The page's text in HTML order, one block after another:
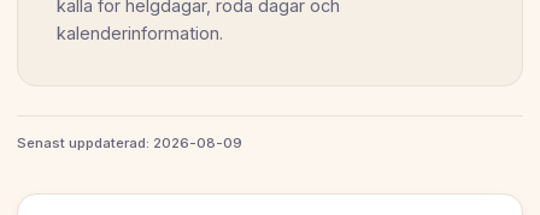
källa för helgdagar, röda dagar och
kalenderinformation.
Senast uppdaterad: 2026-08-09